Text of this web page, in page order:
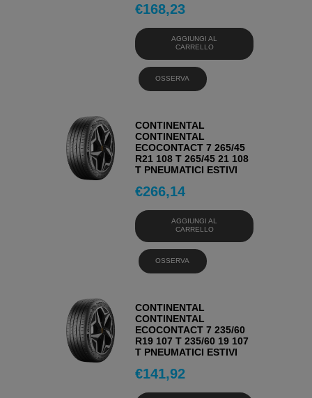
€168,23
AGGIUNGI AL
CARRELLO
OSSERVA
CONTINENTAL
CONTINENTAL
ECOCONTACT 7 265/45
R21 108 T 265/45 21 108
T PNEUMATICI ESTIVI
€266,14
AGGIUNGI AL
CARRELLO
OSSERVA
CONTINENTAL
CONTINENTAL
ECOCONTACT 7 235/60
R19 107 T 235/60 19 107
T PNEUMATICI ESTIVI
€141,92